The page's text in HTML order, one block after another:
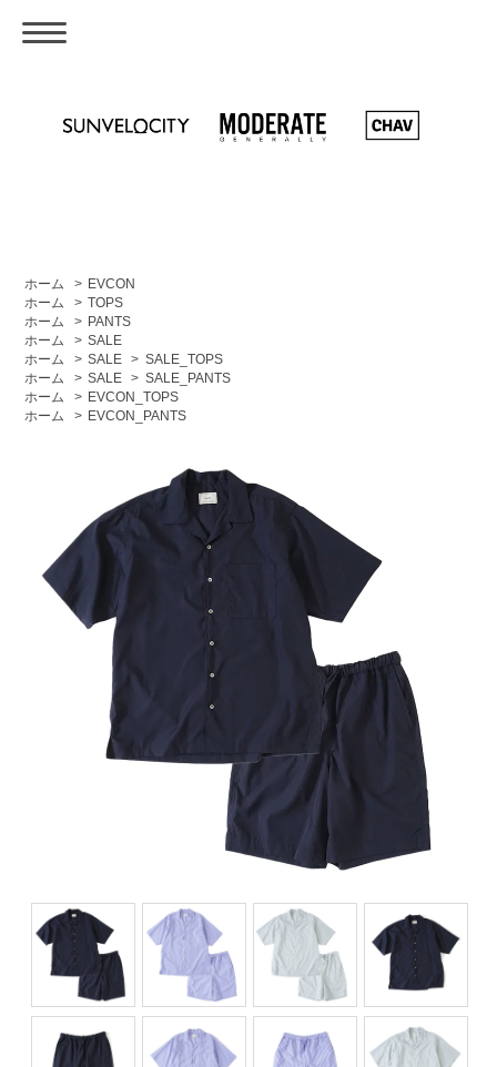
ホーム > EVCON
ホーム
> TOPS
ホーム
> PANTS
ホーム
> SALE
ホーム
> SALE > SALE_TOPS
ホーム
> SALE > SALE_PANTS
ホーム
> EVCON_TOPS
ホーム
> EVCON_PANTS